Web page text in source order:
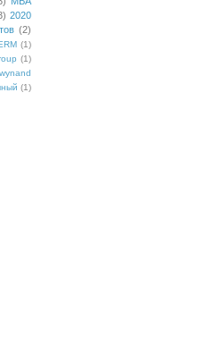
2020
(2)
(1)
(1)
wynand
(1)